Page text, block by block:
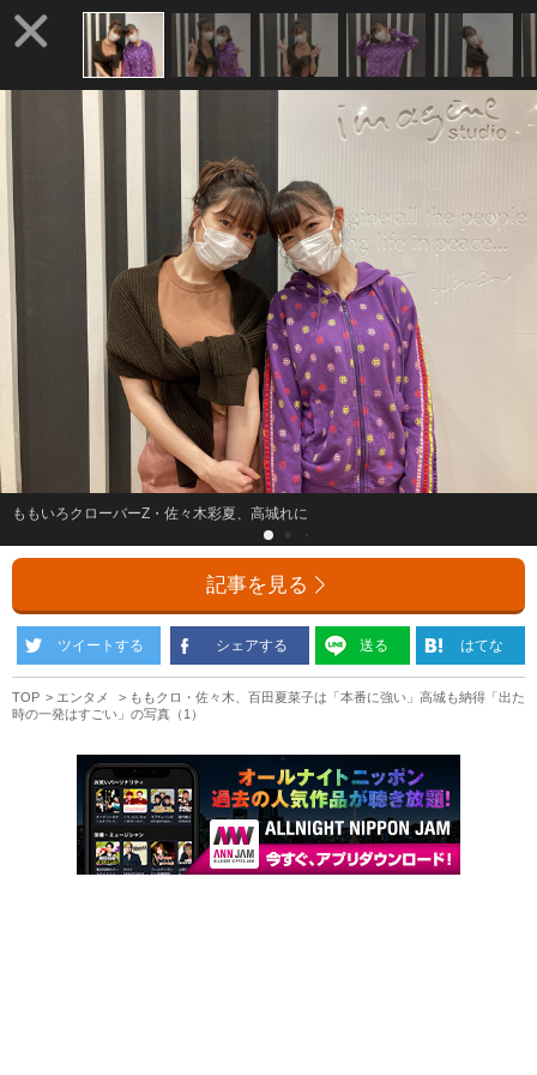
ももいろクローバーZ・佐々木彩夏、高城れに
記事を見る
ツイートする シェアする 送る はてな
TOP エンタメ
ももクロ・佐々木、百田夏菜子は「本番に強い」高城も納得「出た
時の一発はすごい」の写真（1）